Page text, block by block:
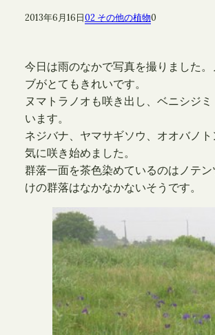
2013年6月16日02 その他の植物0
今日は雨のなかで写真を撮りました。
ブがとてもきれいです。
ヌマトラノオも咲き出し、ベニシジ
います。
ネジバナ、ヤマサギソウ、オオバノ
気に咲き始めました。
群落一面を茶色染めているのはノテ
けの群落はなかなかないそうです。